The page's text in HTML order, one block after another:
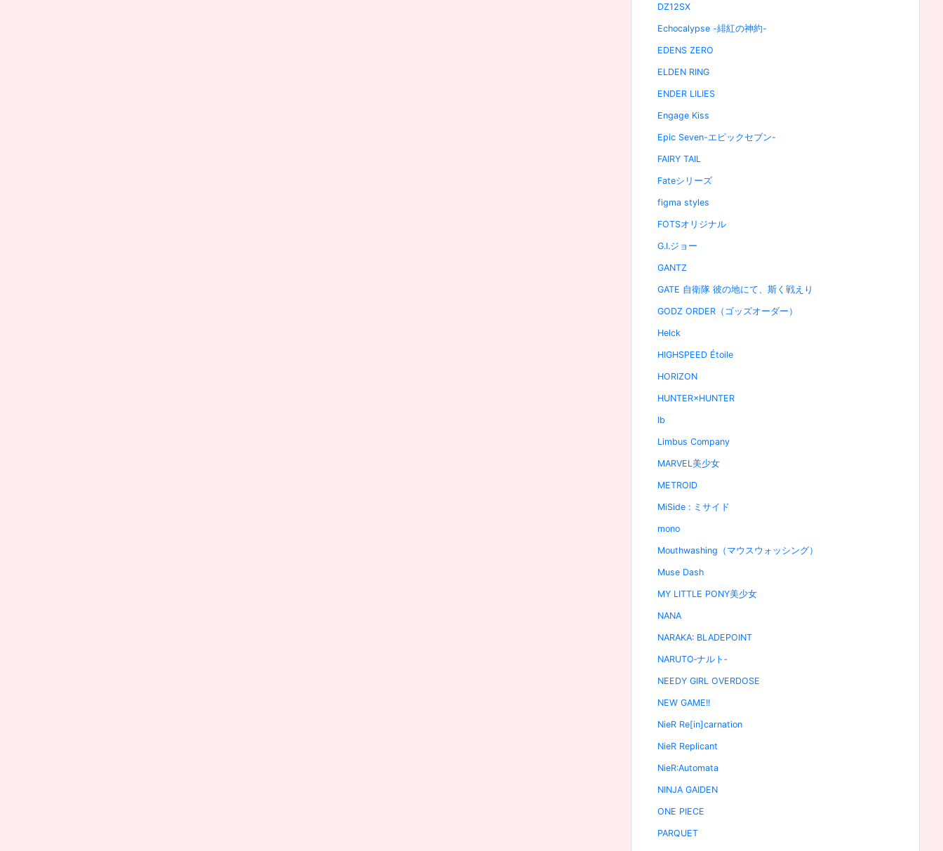
DZ12SX
Echocalypse -緋紅の神約-
EDENS ZERO
ELDEN RING
ENDER LILIES
Engage Kiss
Epic Seven-エピックセブン-
FAIRY TAIL
Fateシリーズ
figma styles
FOTSオリジナル
G.I.ジョー
GANTZ
GATE 自衛隊 彼の地にて、斯く戦えり
GODZ ORDER（ゴッズオーダー）
Helck
HIGHSPEED Étoile
HORIZON
HUNTER×HUNTER
Ib
Limbus Company
MARVEL美少女
METROID
MiSide : ミサイド
mono
Mouthwashing（マウスウォッシング）
Muse Dash
MY LITTLE PONY美少女
NANA
NARAKA: BLADEPOINT
NARUTO‐ナルト‐
NEEDY GIRL OVERDOSE
NEW GAME!!
NieR Re[in]carnation
NieR Replicant
NieR:Automata
NINJA GAIDEN
ONE PIECE
PARQUET